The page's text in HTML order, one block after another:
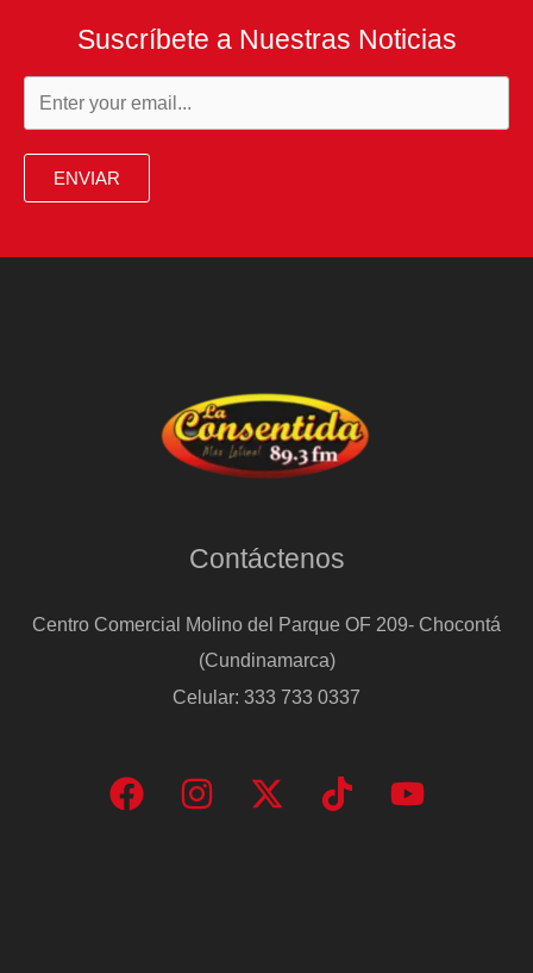
Suscríbete a Nuestras Noticias
ENVIAR
Contáctenos
Centro Comercial Molino del Parque OF 209- Chocontá
(Cundinamarca)
Celular: 333 733 0337